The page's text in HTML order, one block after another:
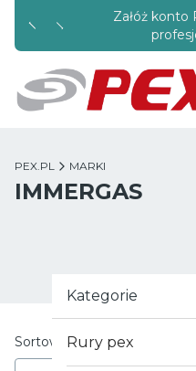
Załóż konto
PEX.PL MARKI
IMMERGAS
Kategorie
Rury pex
Lista produktów
Sortowanie: